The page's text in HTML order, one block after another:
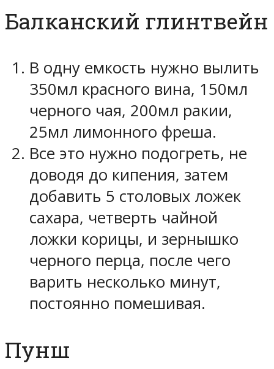
Балканский глинтвейн
В одну емкость нужно вылить
350мл красного вина, 150мл
черного чая, 200мл ракии,
25мл лимонного фреша.
Все это нужно подогреть, не
доводя до кипения, затем
добавить 5 столовых ложек
сахара, четверть чайной
ложки корицы, и зернышко
черного перца, после чего
варить несколько минут,
постоянно помешивая.
Пунш